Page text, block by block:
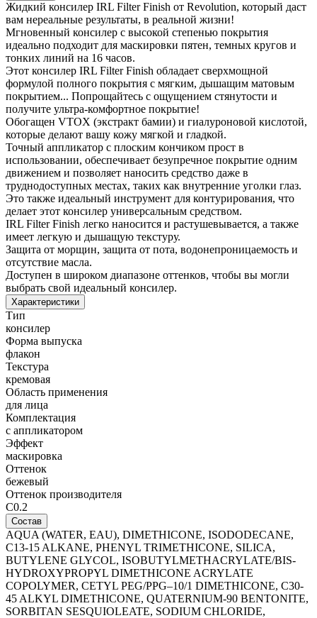
Жидкий консилер IRL Filter Finish от Revolution, который даст
вам нереальные результаты, в реальной жизни!
Мгновенный консилер с высокой степенью покрытия
идеально подходит для маскировки пятен, темных кругов и
тонких линий на 16 часов.
Этот консилер IRL Filter Finish обладает сверхмощной
формулой полного покрытия с мягким, дышащим матовым
покрытием... Попрощайтесь с ощущением стянутости и
получите ультра-комфортное покрытие!
Обогащен VTOX (экстракт бамии) и гиалуроновой кислотой,
которые делают вашу кожу мягкой и гладкой.
Точный аппликатор с плоским кончиком прост в
использовании, обеспечивает безупречное покрытие одним
движением и позволяет наносить средство даже в
труднодоступных местах, таких как внутренние уголки глаз.
Это также идеальный инструмент для контурирования, что
делает этот консилер универсальным средством.
IRL Filter Finish легко наносится и растушевывается, а также
имеет легкую и дышащую текстуру.
Защита от морщин, защита от пота, водонепроницаемость и
отсутствие масла.
Доступен в широком диапазоне оттенков, чтобы вы могли
выбрать свой идеальный консилер.
Характеристики
Тип
консилер
Форма выпуска
флакон
Текстура
кремовая
Область применения
для лица
Комплектация
с аппликатором
Эффект
маскировка
Оттенок
бежевый
Оттенок производителя
C0.2
Состав
AQUA (WATER, EAU), DIMETHICONE, ISODODECANE,
C13-15 ALKANE, PHENYL TRIMETHICONE, SILICA,
BUTYLENE GLYCOL, ISOBUTYLMETHACRYLATE/BIS-
HYDROXYPROPYL DIMETHICONE ACRYLATE
COPOLYMER, CETYL PEG/PPG–10/1 DIMETHICONE, C30-
45 ALKYL DIMETHICONE, QUATERNIUM-90 BENTONITE,
SORBITAN SESQUIOLEATE, SODIUM CHLORIDE,